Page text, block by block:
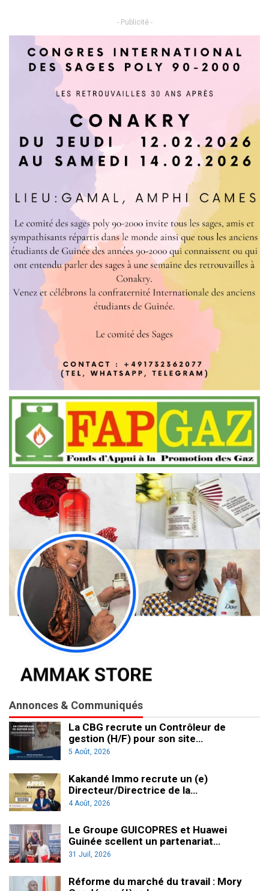
- Publicité -
Annonces & Communiqués
La CBG recrute un Contrôleur de
gestion (H/F) pour son site…
5 Août, 2026
Kakandé Immo recrute un (e)
Directeur/Directrice de la…
4 Août, 2026
Le Groupe GUICOPRES et Huawei
Guinée scellent un partenariat…
31 Juil, 2026
Réforme du marché du travail : Mory